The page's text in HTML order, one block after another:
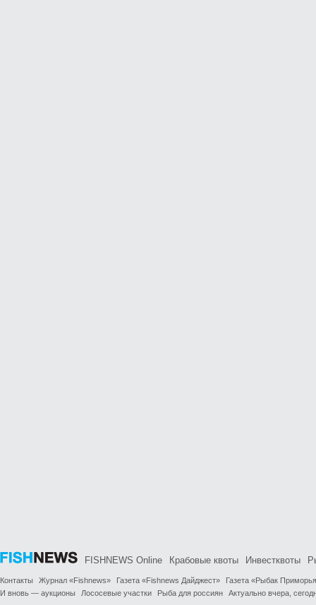
FISHNEWS Online Крабовые квоты Инвестквоты
Контакты Журнал «Fishnews» Газета «Fishnews Дайджест»
Газета «Рыбак
И вновь — аукционы
Лососевые участки Рыба для россиян Актуально вчера,